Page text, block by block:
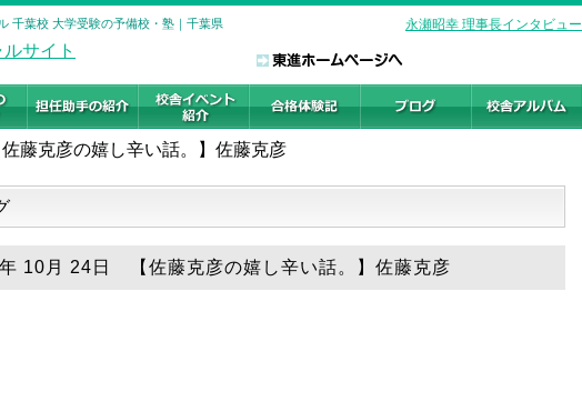
千葉校 大学受験の予備校・塾｜千葉県 永瀬昭幸 理事長インタビュー
藤克彦の嬉し辛い話。】佐藤克彦
10月 24日 【佐藤克彦の嬉し辛い話。】佐藤克彦